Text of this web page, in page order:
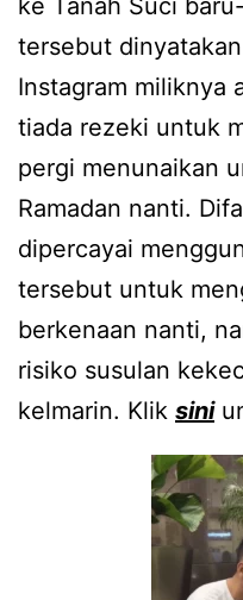
ke Tanah Suci
tersebut
Instagram miliknya
tiada rezeki untuk
pergi menunaikan
Ramadan nanti.
dipercayai
tersebut untuk
berkenaan nanti,
risiko susulan
kelmarin. Klik sini